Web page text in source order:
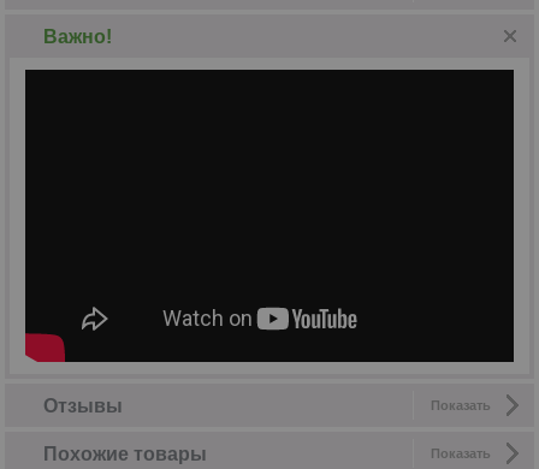
Важно!
Показать
Отзывы
Показать
Похожие товары